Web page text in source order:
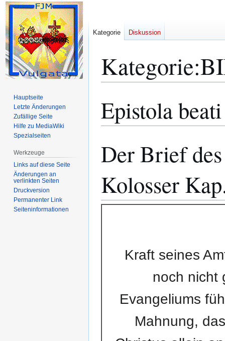
Kategorie:
Navigation
springen
Suche
springen
Epistola
Der Brief
Kolosser
Kraft seines
noch nicht
Evangeliums
Mahnung,
Kategorie Diskussion
Hauptseite
Letzte Änderungen
Zufällige Seite
Hilfe zu MediaWiki
Spezialseiten
Werkzeuge
Links auf diese Seite
Änderungen an
verlinkten Seiten
Druckversion
Permanenter Link
Seiten­­informationen